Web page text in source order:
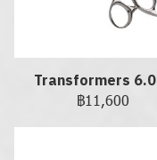
Transformers
฿11,600